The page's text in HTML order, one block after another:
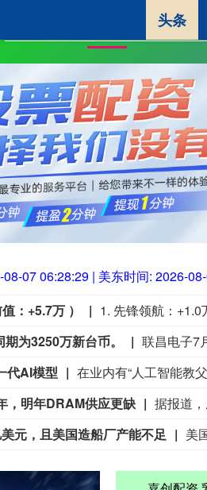
睿迎网
08-07 06:28:30 | 美东时间: 2026-
：+5.7万 ）
为3250万新台币。
代AI模型
，明年DRAM供应更缺
元，且美国造船厂产能不足
头条